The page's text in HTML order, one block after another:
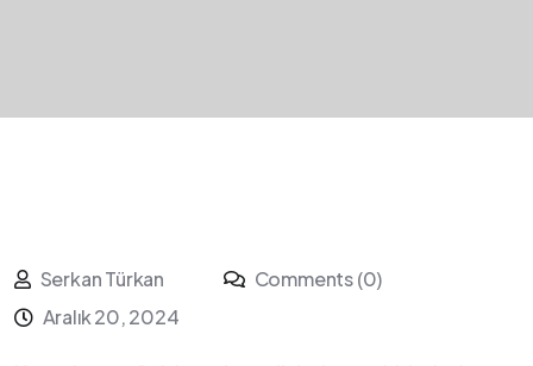
Serkan Türkan
Comments (0)
Aralık 20, 2024